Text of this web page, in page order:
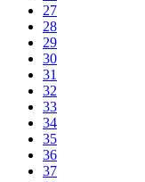
27
28
29
30
31
32
33
34
35
36
37